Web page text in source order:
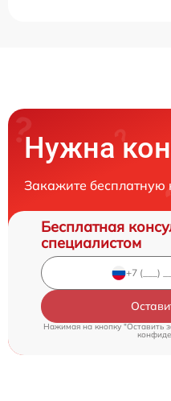
Нужна
Закажите бесплатную
Бесплатная
специалистом
Нажимая на кнопку "Оставить